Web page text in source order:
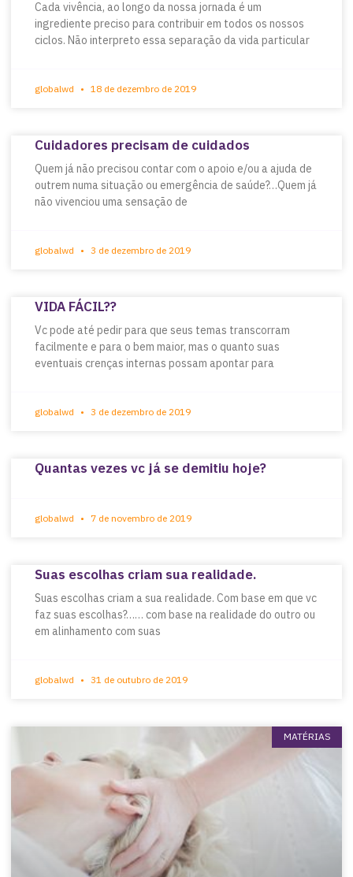
Cada vivência, ao longo da nossa jornada é um
ingrediente preciso para contribuir em todos os nossos
ciclos. Não interpreto essa separação da vida particular
globalwd 18 de dezembro de 2019
Cuidadores precisam de cuidados
Quem já não precisou contar com o apoio e/ou a ajuda de
outrem numa situação ou emergência de saúde?…Quem já
não vivenciou uma sensação de
globalwd 3 de dezembro de 2019
VIDA FÁCIL??
Vc pode até pedir para que seus temas transcorram
facilmente e para o bem maior, mas o quanto suas
eventuais crenças internas possam apontar para
globalwd 3 de dezembro de 2019
Quantas vezes vc já se demitiu hoje?
globalwd 7 de novembro de 2019
Suas escolhas criam sua realidade.
Suas escolhas criam a sua realidade. Com base em que vc
faz suas escolhas?…… com base na realidade do outro ou
em alinhamento com suas
globalwd 31 de outubro de 2019
MATÉRIAS